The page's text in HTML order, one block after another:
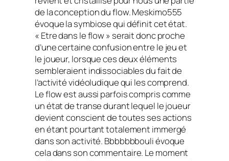
de la conception du flow. Meskimo555
évoque la symbiose qui définit cet état.
« Etre dans le flow » serait donc proche
d’une certaine confusion entre le jeu et
le joueur, lorsque ces deux éléments
sembleraient indissociables du fait de
l’activité vidéoludique qui les comprend.
Leflowest aussi parfois compris comme
un état de transe durant lequel le joueur
devient conscient de toutes ses actions
en étant pourtant totalement immergé
dans son activité. Bbbbbbbouli évoque
cela dans son commentaire. Le moment